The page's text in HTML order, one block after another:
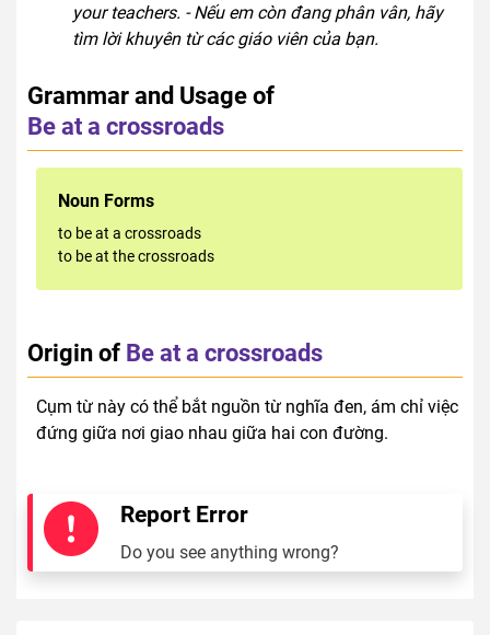
your teachers. - Nếu em còn đang phân vân, hãy
tìm lời khuyên từ các giáo viên của bạn.
Grammar and Usage of
Be at a crossroads
Noun Forms
to be at a crossroads
to be at the crossroads
Origin of Be at a crossroads
Cụm từ này có thể bắt nguồn từ nghĩa đen, ám chỉ việc
đứng giữa nơi giao nhau giữa hai con đường.
Report Error
Do you see anything wrong?